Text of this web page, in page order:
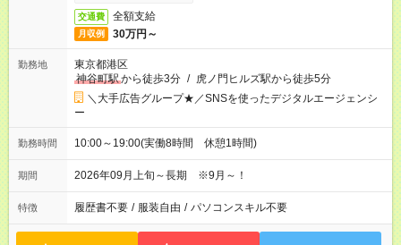
交通費 全額支給
月収例 30万円～
勤務地
東京都港区
神谷町駅から徒歩3分 / 虎ノ門ヒルズ駅から徒歩5分
＼大手広告グループ★／SNSを使ったデジタルエージェンシ
ー
勤務時間 10:00～19:00(実働8時間 休憩1時間)
期間 2026年09月上旬～長期 ※9月～！
特徴 履歴書不要 / 服装自由 / パソコンスキル不要